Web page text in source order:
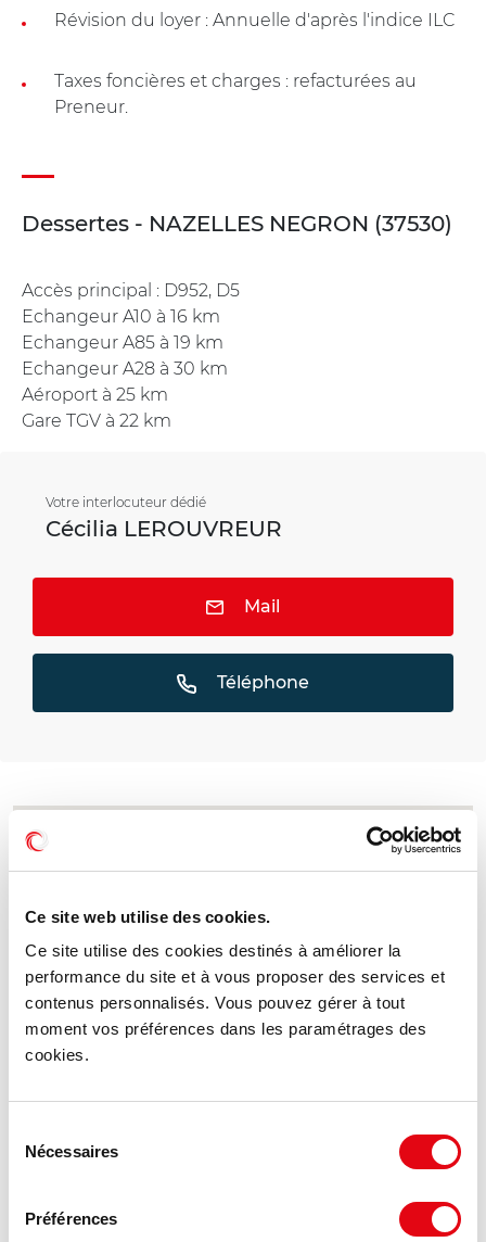
Ce site web utilise des cookies.
Ce site utilise des cookies destinés à améliorer la
performance du site et à vous proposer des services et
contenus personnalisés. Vous pouvez gérer à tout
moment vos préférences dans les paramétrages des
cookies.
Nécessaires
Préférences
Révision du loyer : Annuelle d'après l'indice ILC
Taxes foncières et charges : refacturées au
Preneur.
Dessertes - NAZELLES NEGRON (37530)
Accès principal : D952, D5
Echangeur A10 à 16 km
Echangeur A85 à 19 km
Echangeur A28 à 30 km
Aéroport à 25 km
Gare TGV à 22 km
Votre interlocuteur dédié
Cécilia LEROUVREUR
Mail
Téléphone